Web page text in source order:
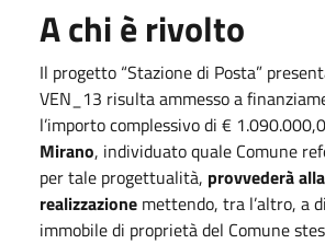
A chi è rivolto
Il progetto “Stazione di Posta”
VEN_13 risulta ammesso a
l’importo complessivo di €
Mirano, individuato quale Comune
per tale progettualità, provvederà
realizzazione mettendo, tra l’altro, a
immobile di proprietà del Comune